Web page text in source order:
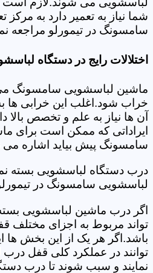
شما نیاز به تعمیر دارد به مرکز
سامسونگ در تیمورلو مراجعه
اختلالات رایج در دستگاه
ماشین لباسشویی سامسونگ می
خراب شود.اغلب این خرابی ها
آن ها نیاز به علم و تخصص بالا
ایراداتی که ممکن است برای
سامسونگ پیش بیاید اشاره می
درب دستگاه لباسشویی بسته
لباسشویی سامسونگ در
اگر درب ماشین لباسشویی
تواند مربوط به اجزای مختلف
باشد.اگر هر یک از این بخش ها
توانند در عملکرد کلی قفل درب
نمایند و سبب شوند تا درب